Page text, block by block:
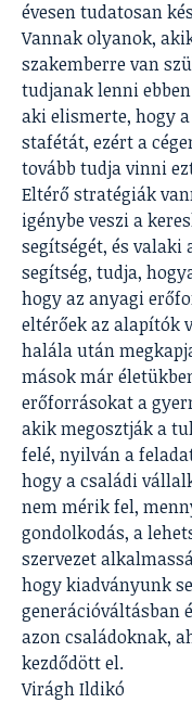
évesen tudatosan
Vannak olyanok,
szakemberre van
tudjanak lenni
aki elismerte, hogy
stafétát, ezért a
tovább tudja vinni
Eltérő stratégiák
igénybe veszi a
segítségét, és
segítség, tudja,
hogy az anyagi
eltérőek az alapítók
halála után
mások már
erőforrásokat a
akik megosztják a
felé, nyilván a
hogy a családi
nem mérik fel,
gondolkodás, a
szervezet
hogy kiadványunk
generációváltásban
azon családoknak,
kezdődött el.
Virágh Ildikó